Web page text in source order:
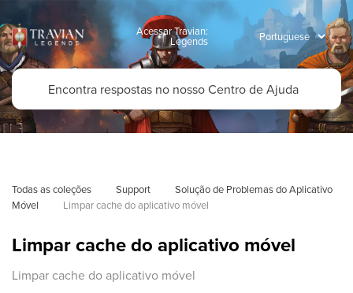
Acessar Travian:
Legends
Todas as coleções Support
Solução de Problemas do Aplicativo
Móvel
Limpar cache do aplicativo móvel
Limpar cache do aplicativo móvel
Limpar cache do aplicativo móvel